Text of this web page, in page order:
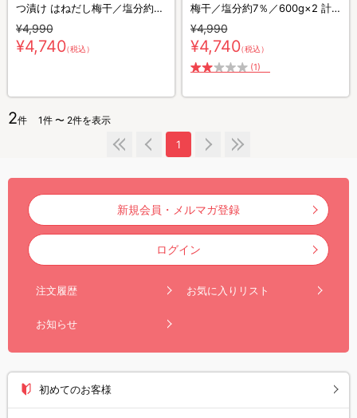
つ漬け はねだし梅干／塩分約
5%／600g×2 計1.2kg
¥4,990
¥4,740（税込）
梅干／塩分約7％／600g×2 計
1.2kg
¥4,990
¥4,740（税込）
(1)
2件 1件 〜 2件を表示
1
新規会員・メルマガ登録
ログイン
注文履歴 お気に入りリスト
お知らせ
初めてのお客様